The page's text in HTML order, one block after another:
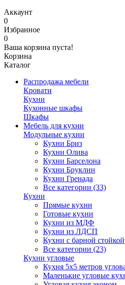
Аккаунт
0
Избранное
0
Ваша корзина пуста!
Корзина
Каталог
Распродажа мебели
Кровати
Кухни
Кухонные шкафы
Шкафы
Мебель для кухни
Модульные кухни
Кухни Бриз
Кухни Олива
Кухни Барселона
Кухни Бруклин
Кухни Гренада
Все категории (33)
Кухни
Прямые кухни
Готовые кухни
Кухни из МДФ
Кухни из ЛДСП
Кухни с барной стойкой
Все категории (23)
Кухни угловые
Кухня 5х5 метров
Маленькие угловые